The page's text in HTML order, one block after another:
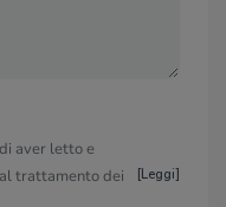
aver letto e
trattamento dei
[Leggi]